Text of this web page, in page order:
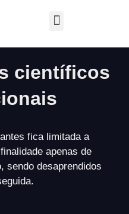
científicos
fica limitada a
apenas de
sendo desaprendidos